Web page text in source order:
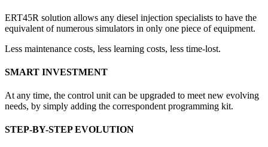
ERT45R solution allows any diesel injection specialists to have the
equivalent of numerous simulators in only one piece of equipment.
Less maintenance costs, less learning costs, less time-lost.
SMART INVESTMENT
At any time, the control unit can be upgraded to meet new evolving
needs, by simply adding the correspondent programming kit.
STEP-BY-STEP EVOLUTION